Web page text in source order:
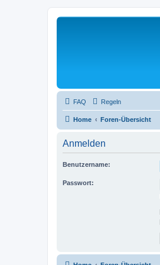
FAQ Regeln
Home Foren-Übersicht
Anmelden
Benutzername:
Passwort: